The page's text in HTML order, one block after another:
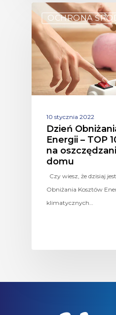
OCHRONA
10 stycznia 2022
Dzień
Energii – TOP
na
domu
Czy wiesz, że dzisiaj
Obniżania Kosztów
klimatycznych…